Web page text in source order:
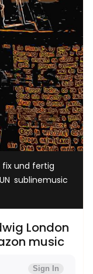
fix und fertig
sublinemusic
London
music